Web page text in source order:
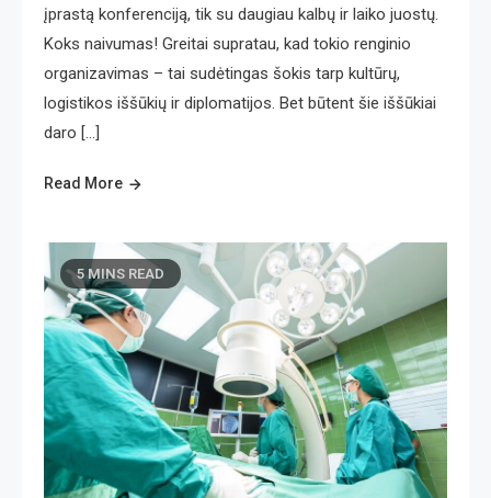
įprastą konferenciją, tik su daugiau kalbų ir laiko juostų.
Koks naivumas! Greitai supratau, kad tokio renginio
organizavimas – tai sudėtingas šokis tarp kultūrų,
logistikos iššūkių ir diplomatijos. Bet būtent šie iššūkiai
daro […]
Read More
5 MINS READ